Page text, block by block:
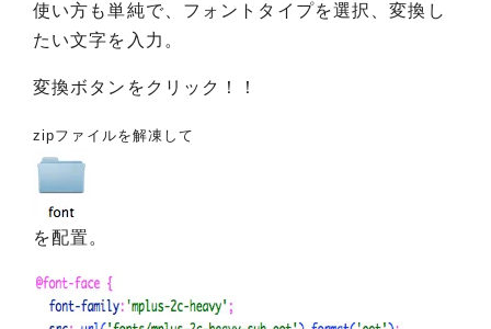
使い方も単純で、フォントタイプを選択、変換し
たい文字を入力。
変換ボタンをクリック！！
zipファイルを解凍して
を配置。